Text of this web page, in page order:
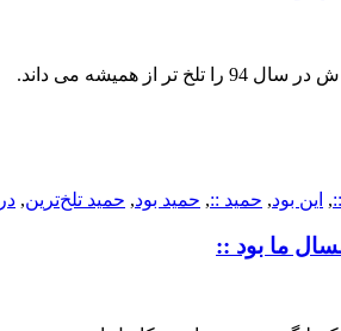
, این بود, حمید ::, حمید بود, حمید تلخ‌ترین,
ما بود ::